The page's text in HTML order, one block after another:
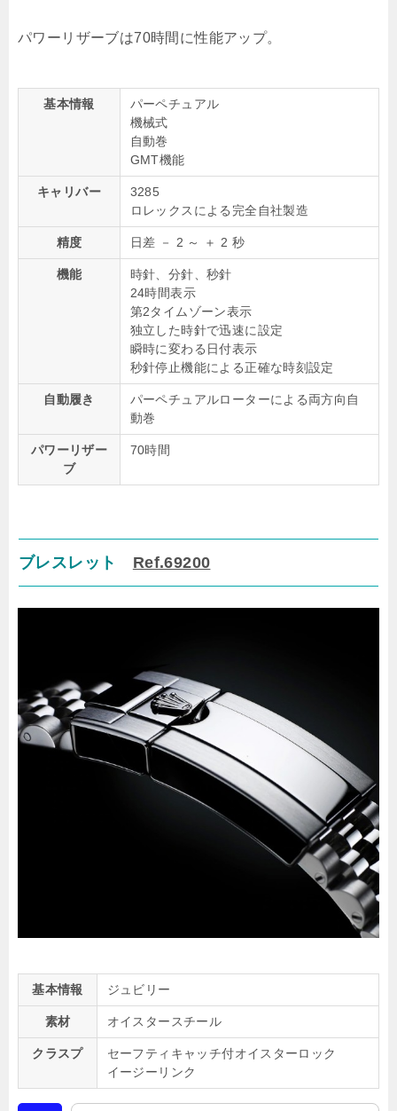
パワーリザーブは70時間に性能アップ。
基本情報
パーペチュアル
機械式
自動巻
GMT機能
キャリバー
3285
ロレックスによる完全自社製造
精度 日差 － 2 ～ ＋ 2 秒
機能
時針、分針、秒針
24時間表示
第2タイムゾーン表示
独立した時針で迅速に設定
瞬時に変わる日付表示
秒針停止機能による正確な時刻設定
自動履き
パーペチュアルローターによる両方向自
動巻
パワーリザー
ブ
70時間
ブレスレット Ref.69200
基本情報 ジュビリー
素材 オイスタースチール
クラスプ
セーフティキャッチ付オイスターロック
イージーリンク